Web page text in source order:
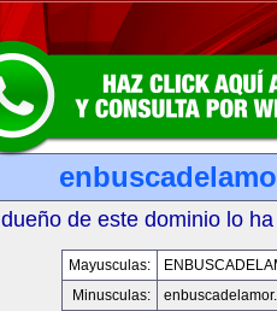
de este dominio lo
Mayusculas:
Minusculas: